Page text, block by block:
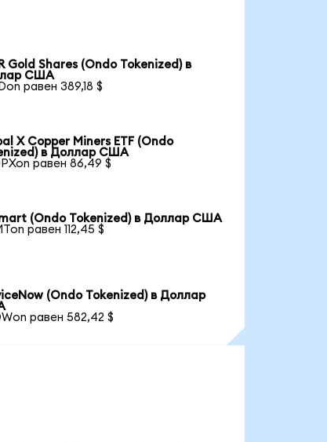
Gold Shares (Ondo Tokenized) в
США
равен 389,18 $
X Copper Miners ETF (Ondo
в Доллар США
равен 86,49 $
(Ondo Tokenized) в Доллар США
равен 112,45 $
(Ondo Tokenized) в Доллар
равен 582,42 $